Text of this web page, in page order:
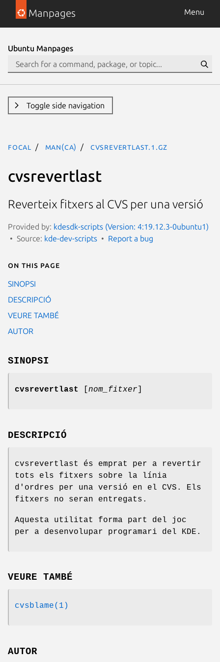
Manpages Menu
Ubuntu Manpages
Toggle side navigation
focal man(ca) cvsrevertlast.1.gz
cvsrevertlast
Reverteix fitxers al CVS per una versió
Provided by: kdesdk-scripts (Version: 4:19.12.3-0ubuntu1)
Source: kde-dev-scripts Report a bug
On this page
SINOPSI
DESCRIPCIÓ
VEURE TAMBÉ
AUTOR
SINOPSI
cvsrevertlast nom_fitxer
DESCRIPCIÓ
cvsrevertlast és emprat per a revertir
tots els fitxers sobre la línia
d'ordres per una versió en el CVS. Els
fitxers no seran entregats.
Aquesta utilitat forma part del joc
per a desenvolupar programari del KDE.
VEURE TAMBÉ
cvsblame(1)
AUTOR